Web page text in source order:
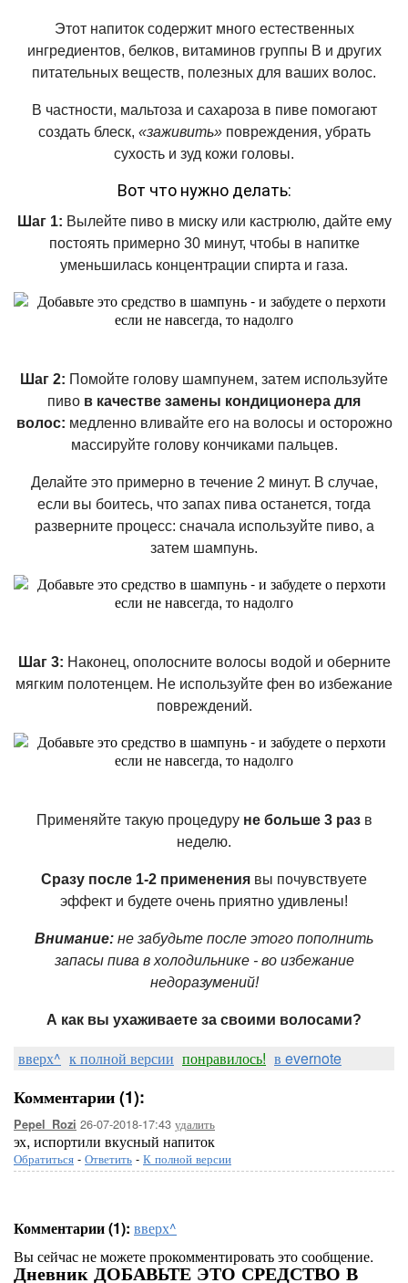
Этот напиток содержит много естественных
ингредиентов, белков, витаминов группы В и других
питательных веществ, полезных для ваших волос.
В частности, мальтоза и сахароза в пиве помогают
создать блеск, «заживить» повреждения, убрать
сухость и зуд кожи головы.
Вот что нужно делать:
Шаг 1: Вылейте пиво в миску или кастрюлю, дайте ему
постоять примерно 30 минут, чтобы в напитке
уменьшилась концентрации спирта и газа.
Шаг 2: Помойте голову шампунем, затем используйте
пиво в качестве замены кондиционера для
волос: медленно вливайте его на волосы и осторожно
массируйте голову кончиками пальцев.
Делайте это примерно в течение 2 минут. В случае,
если вы боитесь, что запах пива останется, тогда
разверните процесс: сначала используйте пиво, а
затем шампунь.
Шаг 3: Наконец, ополосните волосы водой и оберните
мягким полотенцем. Не используйте фен во избежание
повреждений.
Применяйте такую процедуруне больше 3 раз в
неделю.
Сразу после 1-2 применения вы почувствуете
эффект и будете очень приятно удивлены!
Внимание: не забудьте после этого пополнить
запасы пива в холодильнике - во избежание
недоразумений!
А как вы ухаживаете за своими волосами?
вверх^ к полной версии понравилось! в evernote
Комментарии (1):
Pepel_Rozi 26-07-2018-17:43 удалить
эх, испортили вкусный напиток
Обратиться - Ответить - К полной версии
Комментарии (1): вверх^
Вы сейчас не можете прокомментировать это сообщение.
Дневник ДОБАВЬТЕ ЭТО СРЕДСТВО В